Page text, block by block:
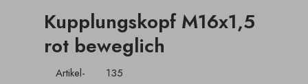
Kupplungskopf M16x1,5
rot beweglich
Artikel-
135